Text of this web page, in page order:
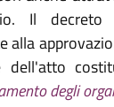
Il decreto
alla
degli